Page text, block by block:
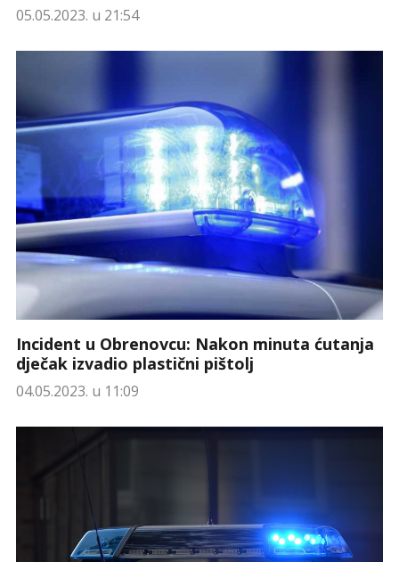
05.05.2023. u 21:54
Incident u Obrenovcu: Nakon minuta ćutanja
dječak izvadio plastični pištolj
04.05.2023. u 11:09